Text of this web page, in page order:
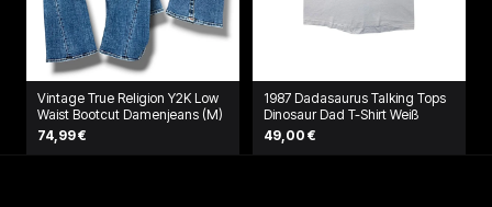
Vintage True Religion Y2K Low
Waist Bootcut Damenjeans (M)
74,99 €
1987 Dadasaurus Talking Tops
Dinosaur Dad T-Shirt Weiß
49,00 €